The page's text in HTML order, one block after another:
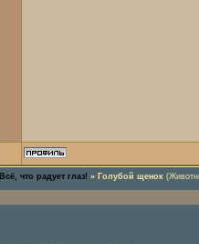
Всё, что радует глаз! » Голубой щенок